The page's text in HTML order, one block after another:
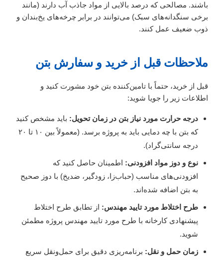
باشند. مصالحی که درصد بالایی از مواد جاذب آب دارند (مانند
برخی سنگدانه‌های سبک) می‌توانند در برابر چرخه‌های یخ‌بندان و
ذوب ضعیف عمل کنند.
ملاحظات قبل از خرید و سفارش بتن
قبل از خرید، حتماً با تامین‌کننده بتن خود مشورت کنید و
اطلاعات زیر را جویا شوید:
درجه حرارت مورد نیاز بتن در زمان تحویل: باید مشخص کنید
که بتن با چه دمایی باید به پروژه برسد. (معمولاً بین ۱۰ تا ۲۰
درجه سانتی‌گراد).
نوع و دوز مواد افزودنی: اطمینان حاصل کنید که
افزودنی‌های مناسب (حباب‌زا، زودگیر، ضدیخ) با دوز صحیح
به بتن اضافه شده‌اند.
طرح اختلاط مورد تایید مهندس: از تطابق طرح اختلاط
پیشنهادی کارخانه با طرح مورد تایید مهندس پروژه مطمئن
شوید.
زمان حمل و نقل: برنامه‌ریزی دقیق برای حمل‌ونقل سریع